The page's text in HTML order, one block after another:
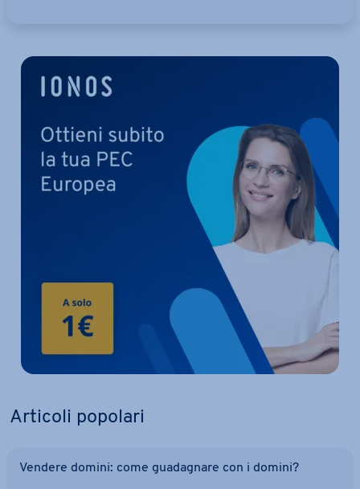
Articoli popolari
Vendere domini: come gua­da­gna­re con i domini?